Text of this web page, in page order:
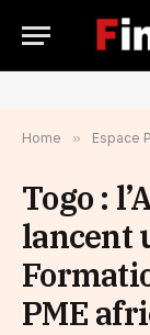
Home » Espace
Togo :
lancent
PME